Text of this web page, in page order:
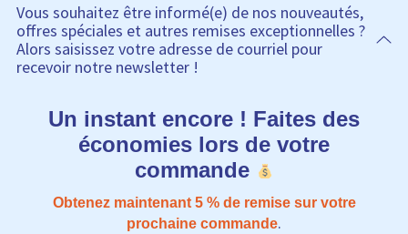
Vous souhaitez être informé(e) de nos nouveautés,
offres spéciales et autres remises exceptionnelles ?
Alors saisissez votre adresse de courriel pour
recevoir notre newsletter !
Un instant encore ! Faites des
économies lors de votre
commande
Obtenez maintenant 5​​ % de remise sur votre
prochaine commande.